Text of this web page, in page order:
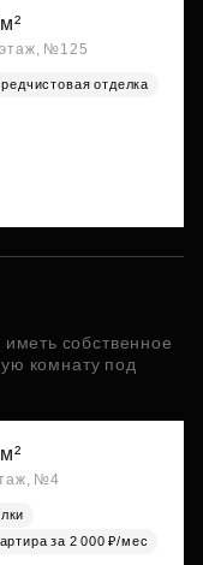
этаж, №125
отделка
собственное
комнату под
№4
за 2 000 ₽/мес